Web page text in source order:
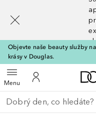
Objevte naše beauty služby
krásy v Douglas.
MenuOtevřít menuK mému účtu
Vraťte se
Proveďte vyhledávání